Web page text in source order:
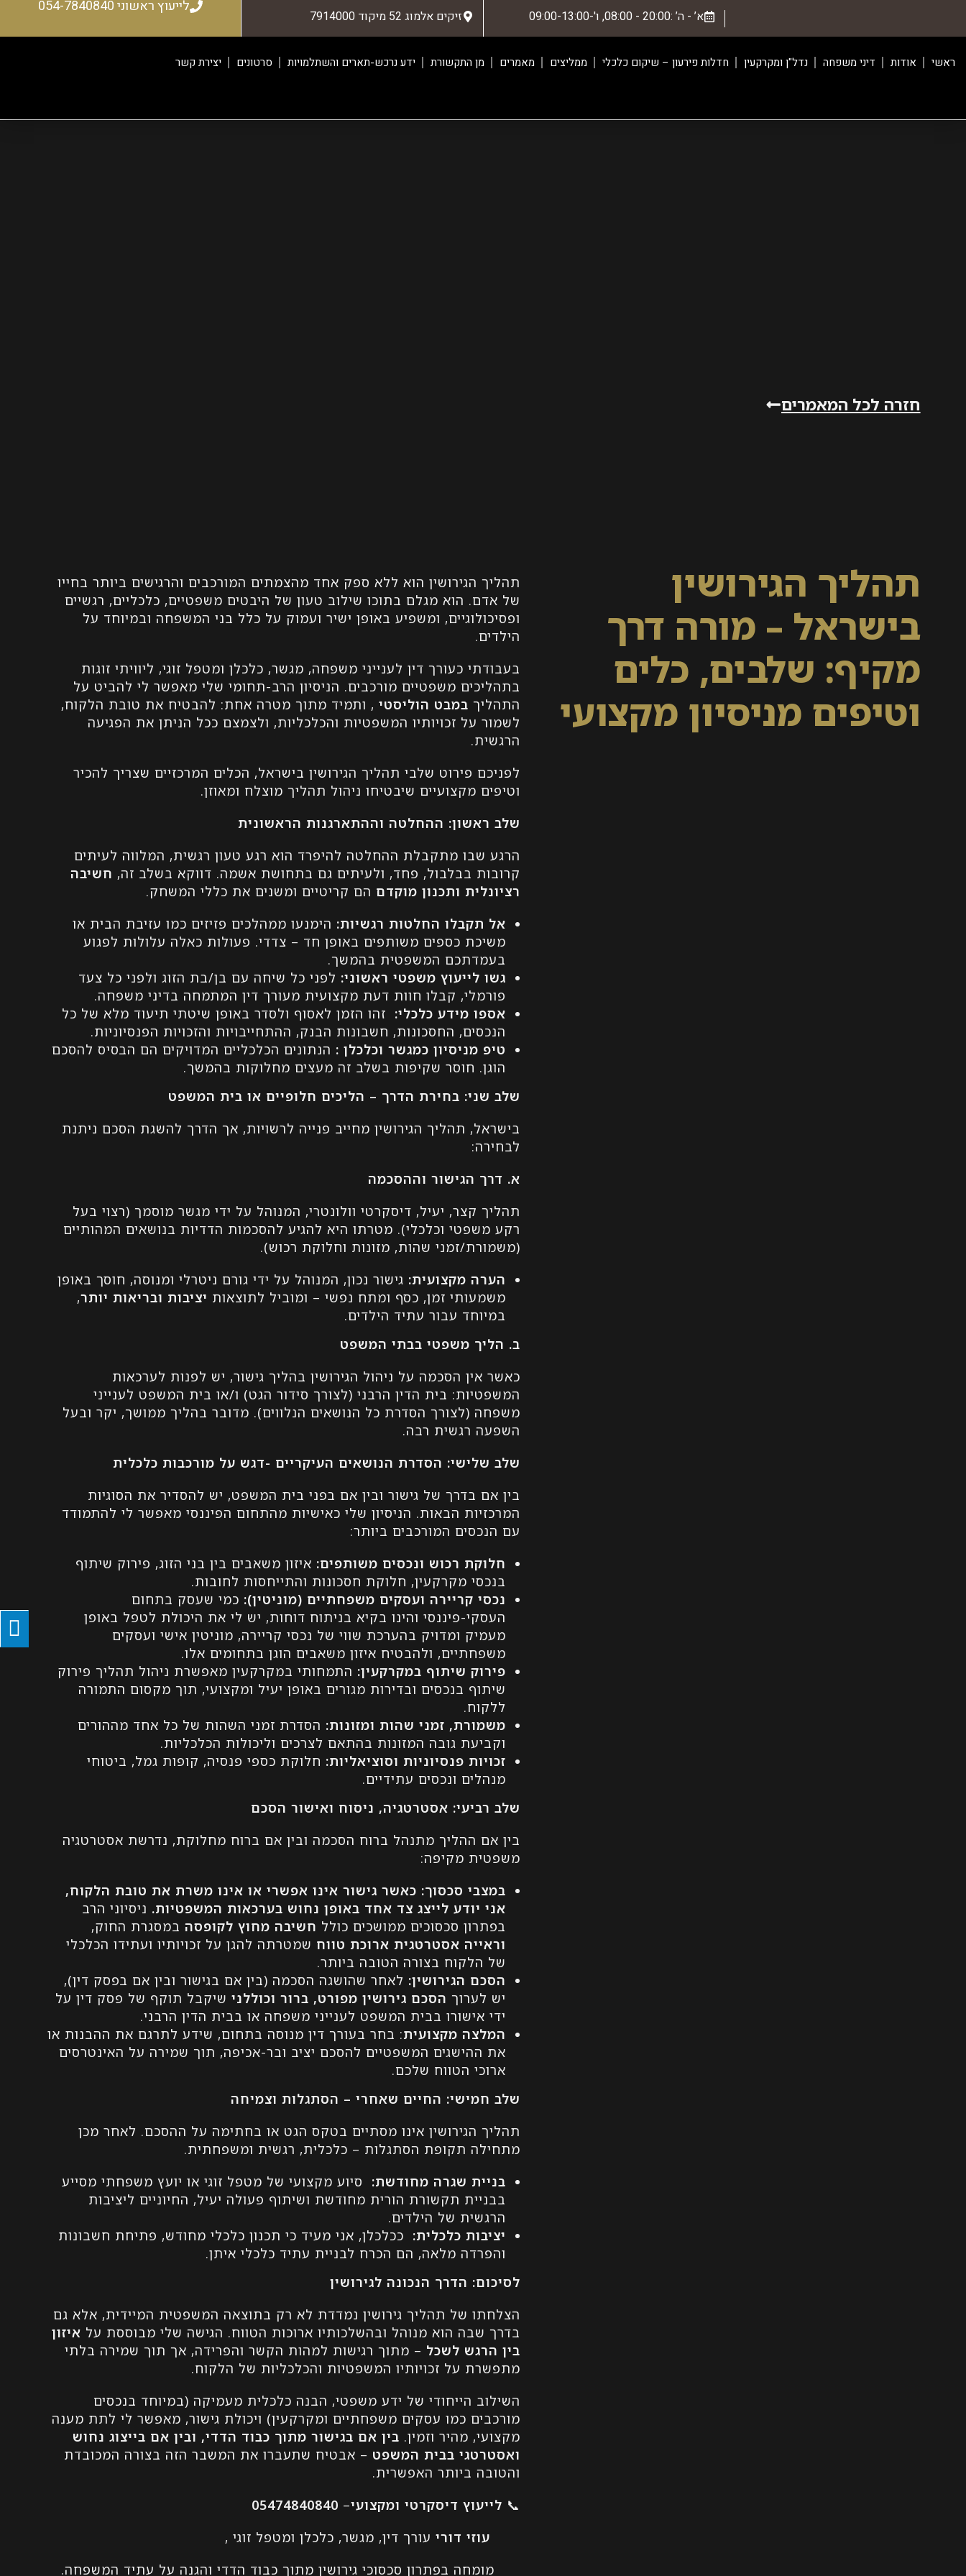
א’ - ה’ :20:00 - 08:00, ו'-09:00-13:00 זיקים אלמוג 52 מיקוד 7914000
לייעוץ ראשוני 054-7840840
ראשי אודות דיני משפחה נדל"ן ומקרקעין חדלות פירעון – שיקום כלכלי ממליצים מאמרים מן התקשורת ידע נרכש-תארים והשתלמויות סרטונים יצירת קשר
חזרה לכל המאמרים
תהליך הגירושין
בישראל – מורה דרך
מקיף: שלבים, כלים
וטיפים מניסיון מקצועי
תהליך הגירושין הוא ללא ספק אחד מהצמתים המורכבים והרגישים ביותר בחייו
של אדם. הוא מגלם בתוכו שילוב טעון של היבטים משפטיים, כלכליים, רגשיים
ופסיכולוגיים, ומשפיע באופן ישיר ועמוק על כלל בני המשפחה ובמיוחד על
הילדים.
בעבודתי כעורך דין לענייני משפחה, מגשר, כלכלן ומטפל זוגי, ליוויתי זוגות
בתהליכים משפטיים מורכבים. הניסיון הרב-תחומי שלי מאפשר לי להביט על
התהליך במבט הוליסטי , ותמיד מתוך מטרה אחת: להבטיח את טובת הלקוח,
לשמור על זכויותיו המשפטיות והכלכליות, ולצמצם ככל הניתן את הפגיעה
הרגשית.
לפניכם פירוט שלבי תהליך הגירושין בישראל, הכלים המרכזיים שצריך להכיר
וטיפים מקצועיים שיבטיחו ניהול תהליך מוצלח ומאוזן.
שלב ראשון: ההחלטה וההתארגנות הראשונית
הרגע שבו מתקבלת ההחלטה להיפרד הוא רגע טעון רגשית, המלווה לעיתים
קרובות בבלבול, פחד, ולעיתים גם בתחושת אשמה. דווקא בשלב זה, חשיבה
רציונלית ותכנון מוקדם הם קריטיים ומשנים את כללי המשחק.
אל תקבלו החלטות רגשיות: הימנעו ממהלכים פזיזים כמו עזיבת הבית או
משיכת כספים משותפים באופן חד – צדדי. פעולות כאלה עלולות לפגוע
בעמדתכם המשפטית בהמשך.
גשו לייעוץ משפטי ראשוני: לפני כל שיחה עם בן/בת הזוג ולפני כל צעד
פורמלי, קבלו חוות דעת מקצועית מעורך דין המתמחה בדיני משפחה.
אספו מידע כלכלי: זהו הזמן לאסוף ולסדר באופן שיטתי תיעוד מלא של כל
הנכסים, החסכונות, חשבונות הבנק, ההתחייבויות והזכויות הפנסיוניות.
טיפ מניסיון כמגשר וכלכלן : הנתונים הכלכליים המדויקים הם הבסיס להסכם
הוגן. חוסר שקיפות בשלב זה מעצים מחלוקות בהמשך.
שלב שני: בחירת הדרך – הליכים חלופיים או בית המשפט
בישראל, תהליך הגירושין מחייב פנייה לרשויות, אך הדרך להשגת הסכם ניתנת
לבחירה:
א. דרך הגישור וההסכמה
תהליך קצר, יעיל, דיסקרטי וולונטרי, המנוהל על ידי מגשר מוסמך (רצוי בעל
רקע משפטי וכלכלי). מטרתו היא להגיע להסכמות הדדיות בנושאים המהותיים
(משמורת/זמני שהות, מזונות וחלוקת רכוש).
הערה מקצועית: גישור נכון, המנוהל על ידי גורם ניטרלי ומנוסה, חוסך באופן
משמעותי זמן, כסף ומתח נפשי – ומוביל לתוצאות יציבות ובריאות יותר,
במיוחד עבור עתיד הילדים.
ב. הליך משפטי בבתי המשפט
כאשר אין הסכמה על ניהול הגירושין בהליך גישור, יש לפנות לערכאות
המשפטיות: בית הדין הרבני (לצורך סידור הגט) ו/או בית המשפט לענייני
משפחה (לצורך הסדרת כל הנושאים הנלווים). מדובר בהליך ממושך, יקר ובעל
השפעה רגשית רבה.
שלב שלישי: הסדרת הנושאים העיקריים -דגש על מורכבות כלכלית
בין אם בדרך של גישור ובין אם בפני בית המשפט, יש להסדיר את הסוגיות
המרכזיות הבאות. הניסיון שלי כאישיות מהתחום הפיננסי מאפשר לי להתמודד
עם הנכסים המורכבים ביותר:
חלוקת רכוש ונכסים משותפים: איזון משאבים בין בני הזוג, פירוק שיתוף
בנכסי מקרקעין, חלוקת חסכונות והתייחסות לחובות.
נכסי קריירה ועסקים משפחתיים (מוניטין): כמי שעסק בתחום
העסקי-פיננסי והינו בקיא בניתוח דוחות, יש לי את היכולת לטפל באופן
מעמיק ומדויק בהערכת שווי של נכסי קריירה, מוניטין אישי ועסקים
משפחתיים, ולהבטיח איזון משאבים הוגן בתחומים אלו.
פירוק שיתוף במקרקעין: התמחותי במקרקעין מאפשרת ניהול תהליך פירוק
שיתוף בנכסים ובדירות מגורים באופן יעיל ומקצועי, תוך מקסום התמורה
ללקוח.
משמורת, זמני שהות ומזונות: הסדרת זמני השהות של כל אחד מההורים
וקביעת גובה המזונות בהתאם לצרכים וליכולות הכלכליות.
זכויות פנסיוניות וסוציאליות: חלוקת כספי פנסיה, קופות גמל, ביטוחי
מנהלים ונכסים עתידיים.
שלב רביעי: אסטרטגיה, ניסוח ואישור הסכם
בין אם ההליך מתנהל ברוח הסכמה ובין אם ברוח מחלוקת, נדרשת אסטרטגיה
משפטית מקיפה:
במצבי סכסוך: כאשר גישור אינו אפשרי או אינו משרת את טובת הלקוח,
אני יודע לייצג צד אחד באופן נחוש בערכאות המשפטיות. ניסיוני הרב
בפתרון סכסוכים ממושכים כולל חשיבה מחוץ לקופסה במסגרת החוק,
וראייה אסטרטגית ארוכת טווח שמטרתה להגן על זכויותיו ועתידו הכלכלי
של הלקוח בצורה הטובה ביותר.
הסכם הגירושין: לאחר שהושגה הסכמה (בין אם בגישור ובין אם בפסק דין),
יש לערוך הסכם גירושין מפורט, ברור וכוללני שיקבל תוקף של פסק דין על
ידי אישורו בבית המשפט לענייני משפחה או בבית הדין הרבני.
המלצה מקצועית: בחר בעורך דין מנוסה בתחום, שידע לתרגם את ההבנות או
את ההישגים המשפטיים להסכם יציב ובר-אכיפה, תוך שמירה על האינטרסים
ארוכי הטווח שלכם.
שלב חמישי: החיים שאחרי – הסתגלות וצמיחה
תהליך הגירושין אינו מסתיים בטקס הגט או בחתימה על ההסכם. לאחר מכן
מתחילה תקופת הסתגלות – כלכלית, רגשית ומשפחתית.
בניית שגרה מחודשת: סיוע מקצועי של מטפל זוגי או יועץ משפחתי מסייע
בבניית תקשורת הורית מחודשת ושיתוף פעולה יעיל, החיוניים ליציבות
הרגשית של הילדים.
יציבות כלכלית: ככלכלן, אני מעיד כי תכנון כלכלי מחודש, פתיחת חשבונות
והפרדה מלאה, הם הכרח לבניית עתיד כלכלי איתן.
לסיכום: הדרך הנכונה לגירושין
הצלחתו של תהליך גירושין נמדדת לא רק בתוצאה המשפטית המיידית, אלא גם
בדרך שבה הוא מנוהל ובהשלכותיו ארוכות הטווח. הגישה שלי מבוססת על איזון
בין הרגש לשכל – מתוך רגישות למהות הקשר והפרידה, אך תוך שמירה בלתי
מתפשרת על זכויותיו המשפטיות והכלכליות של הלקוח.
השילוב הייחודי של ידע משפטי, הבנה כלכלית מעמיקה (במיוחד בנכסים
מורכבים כמו עסקים משפחתיים ומקרקעין) ויכולת גישור, מאפשר לי לתת מענה
מקצועי, מהיר וזמין. בין אם בגישור מתוך כבוד הדדי, ובין אם בייצוג נחוש
ואסטרטגי בבית המשפט – אבטיח שתעברו את המשבר הזה בצורה המכובדת
והטובה ביותר האפשרית.
📞 לייעוץ דיסקרטי ומקצועי–
05474840840
עוזי דורי עורך דין, מגשר, כלכלן ומטפל זוגי ,
מומחה בפתרון סכסוכי גירושין מתוך כבוד הדדי והגנה על עתיד המשפחה.